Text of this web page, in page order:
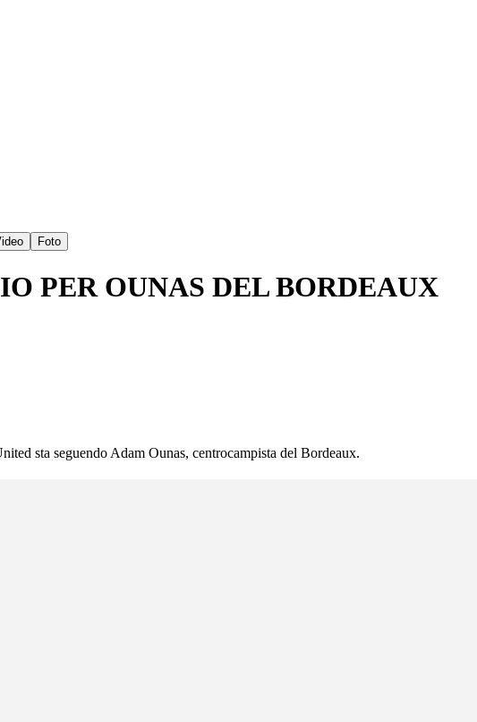
Foto
PER OUNAS DEL BORDEAUX
sta seguendo Adam Ounas, centrocampista del Bordeaux.